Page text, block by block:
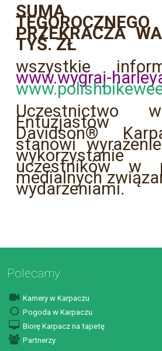
SUMA
PRZEKRACZA
TYŚ. ZŁ
wszystkie
www.wygraj-
Uczestnictwo
Entuzjastów
Davidson®
stanowi
wykorzystanie
uczestników w
medialnych
wydarzeniami.
Polecamy
Kamery w Karpaczu
Pogoda w Karpaczu
Biorę Karpacz na tapetę
Partnerzy